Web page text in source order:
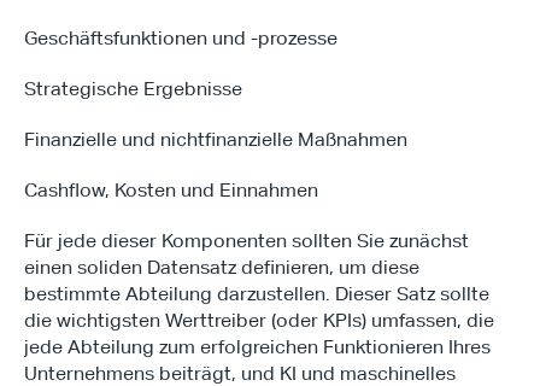
Type*
Geschäftsfunktionen und -prozesse
Strategische Ergebnisse
Finanzielle und nichtfinanzielle Maßnahmen
Cashflow, Kosten und Einnahmen
Für jede dieser Komponenten sollten Sie zunächst
einen soliden Datensatz definieren, um diese
bestimmte Abteilung darzustellen. Dieser Satz sollte
die wichtigsten Werttreiber (oder KPIs) umfassen, die
jede Abteilung zum erfolgreichen Funktionieren Ihres
Unternehmens beiträgt, und KI und maschinelles